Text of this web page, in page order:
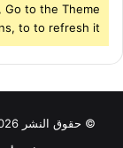
Go to the Theme
to to refresh it.
© حقوق النشر 2026، جميع الحقوق محفوظة |